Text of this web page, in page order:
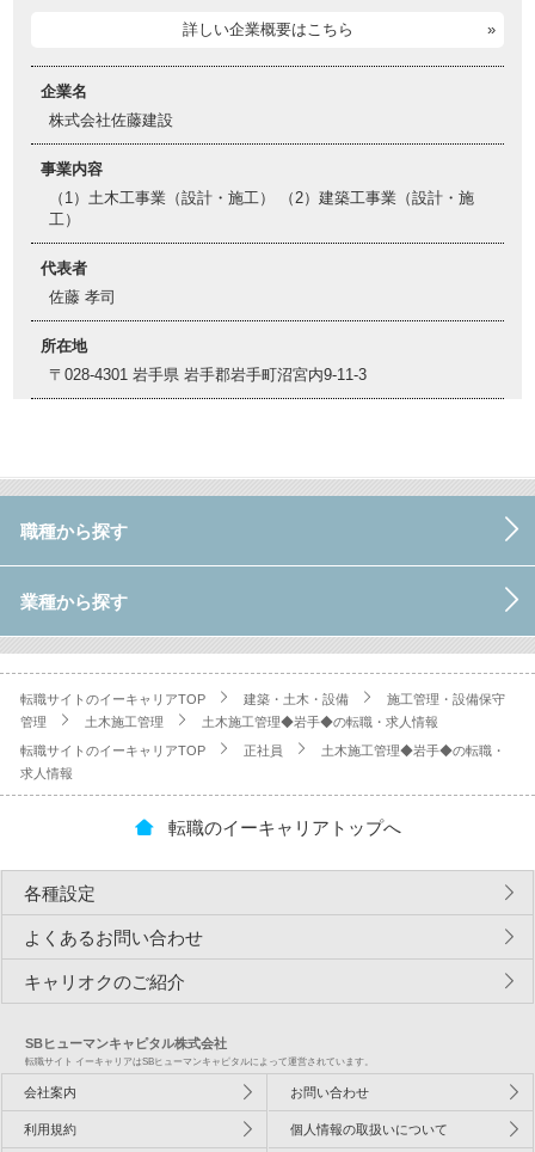
詳しい企業概要はこちら
企業名
株式会社佐藤建設
事業内容
（1）土木工事業（設計・施工） （2）建築工事業（設計・施
工）
代表者
佐藤 孝司
所在地
〒028-4301 岩手県 岩手郡岩手町沼宮内9-11-3
職種から探す
業種から探す
転職サイトのイーキャリアTOP 建築・土木・設備
施工管理・設備保守
管理
土木施工管理 土木施工管理◆岩手◆の転職・求人情報
転職サイトのイーキャリアTOP 正社員
土木施工管理◆岩手◆の転職・
求人情報
転職のイーキャリアトップへ
各種設定
よくあるお問い合わせ
キャリオクのご紹介
SBヒューマンキャピタル株式会社
転職サイト イーキャリアはSBヒューマンキャピタルによって運営されています。
会社案内 お問い合わせ
利用規約 個人情報の取扱いについて